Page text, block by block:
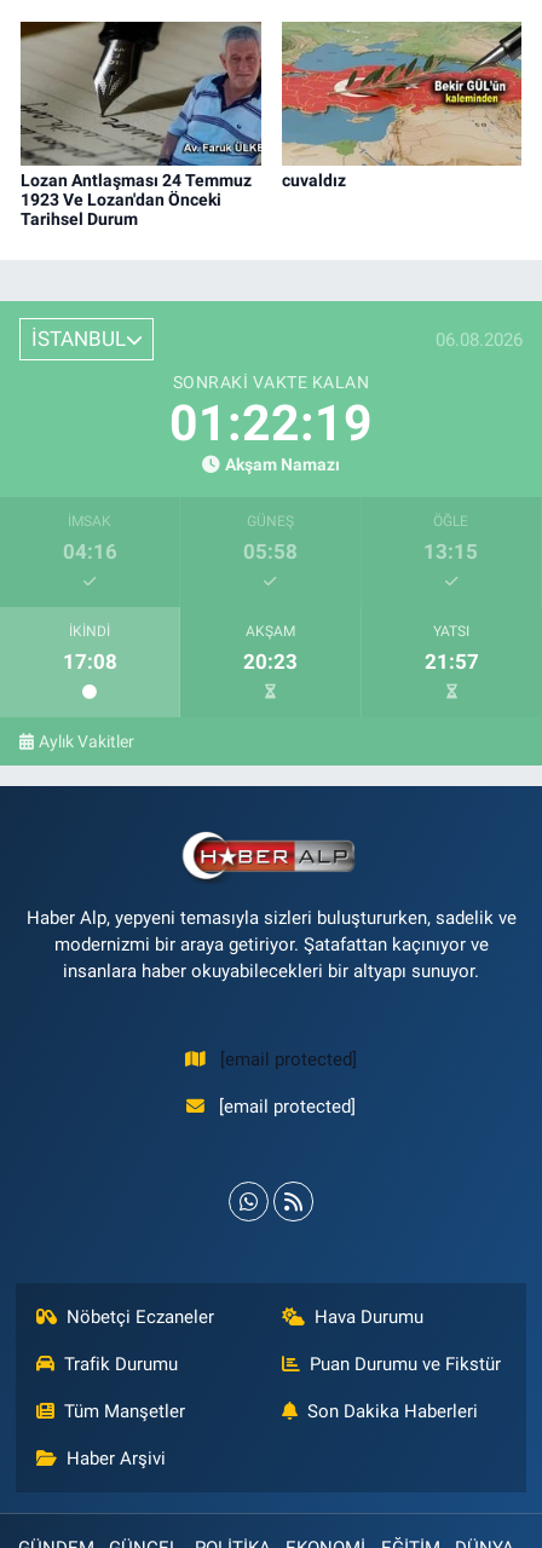
Lozan Antlaşması 24 Temmuz
1923 Ve Lozan'dan Önceki
Tarihsel Durum
cuvaldız
İSTANBUL 06.08.2026
SONRAKI VAKTE KALAN
01:22:18
Akşam Namazı
İMSAK
04:16
GÜNEŞ
05:58
ÖĞLE
13:15
İKINDI
17:08
AKŞAM
20:23
YATSI
21:57
Aylık Vakitler
Haber Alp, yepyeni temasıyla sizleri buluştururken, sadelik ve
modernizmi bir araya getiriyor. Şatafattan kaçınıyor ve
insanlara haber okuyabilecekleri bir altyapı sunuyor.
[email protected]
[email protected]
Nöbetçi Eczaneler Hava Durumu
Trafik Durumu Puan Durumu ve Fikstür
Tüm Manşetler Son Dakika Haberleri
Haber Arşivi